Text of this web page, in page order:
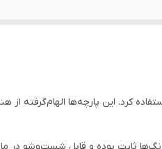
کرد. این پارچه‌ها الهام‌گرفته